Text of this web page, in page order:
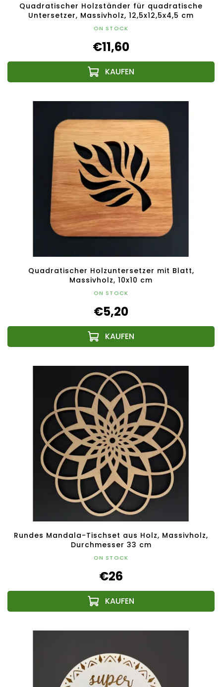
Quadratischer Holzständer für quadratische
Untersetzer, Massivholz, 12,5x12,5x4,5 cm
ON STOCK
€11,60
Quadratischer Holzuntersetzer mit Blatt,
Massivholz, 10x10 cm
ON STOCK
€5,20
Rundes Mandala-Tischset aus Holz, Massivholz,
Durchmesser 33 cm
ON STOCK
€26